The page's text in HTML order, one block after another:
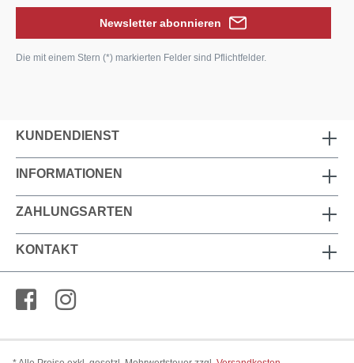
Newsletter abonnieren
Die mit einem Stern (*) markierten Felder sind Pflichtfelder.
KUNDENDIENST
INFORMATIONEN
ZAHLUNGSARTEN
KONTAKT